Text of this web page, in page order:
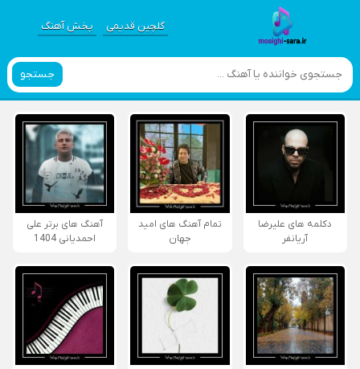
گلچین قدیمی پخش آهنگ
جستجو
دکلمه های علیرضا
آریانفر
تمام آهنگ های امید
جهان
آهنگ های برتر علی
احمدیانی 1404